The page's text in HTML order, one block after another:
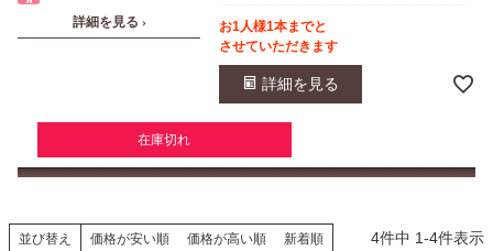
詳細を見る ›
お1人様1本までと
させていただきます
詳細を見る
在庫切れ
並び替え 価格が安い順 価格が高い順 新着順 4件中 1-4件表示